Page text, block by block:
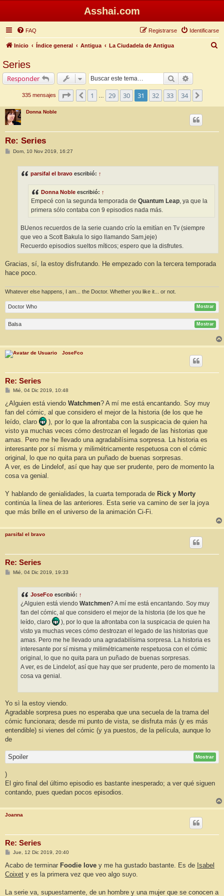
Asshai.com
FAQ Identificarse
Registrarse
Inicio Índice general Antigua La Ciudadela de Antigua
Series
Responder Buscar
335 mensajes Página31de34
Anterior
1 29 30 31 32 33 34
Donna Noble
Re: Series
MDom, 10 Nov 2019, 16:27
parsifal el bravo escribió: ↑
Donna Noble escribió: ↑
Empecé con la segunda temporada de Quantum Leap , ya que la
primera sólo contaba con 9 episodios nada más.
BUenos recuerdos de la serie cuando crío la emitían en Tv (siempre
que veo a Scott Bakula lo sigo llamando Sam,jeje)
Recuerdo episodios sueltos míticos; espero que la disfrutes.
Gracias, sí, la estoy disfrutando. He empezado con la tercera temporada
hace poco.
Whatever else happens, I am... the Doctor. Whether you like it... or not.
Doctor Who Mostrar
Balsa Mostrar
JoseFco
Re: Series
M
n
a
j
Mié, 04 Dic 2019, 10:48
¿Alguien está viendo Watchmen? A mí me está encantando. Soy muy
fan del cómic, al que considero el mejor de la historia (de los que he
leído, claro
), por lo que la afrontaba con la suspicacia de quien ha
visto ya muchas veces cómo destrozan el legado de las historias que
amas. Pero me he llevado una agradabilísima sorpresa. La historia es
interesante por sí misma y milimétricamente respetuosa con el cómic
original, lo que no quita para un puñado de buenas sorpresas.
A ver, es de Lindelof, así que hay que ser prudente, pero de momento la
cosa va genial.
Y hablando de genialidades, la cuarta temporada de Rick y Morty
continúa la línea de las anteriores. Esta serie va camino de ser la joya
que más brille en el universo de la animación Ci-Fi.
parsifal el bravo
Re: Series
MMié, 04 Dic 2019, 19:33
JoseFco escribió: ↑
¿Alguien está viendo Watchmen? A mí me está encantando. Soy muy
fan del cómic, al que considero el mejor de la historia (de los que he
leído, claro
), por lo que la afrontaba con la suspicacia de quien ha
visto ya muchas veces cómo destrozan el legado de las historias que
amas. Pero me he llevado una agradabilísima sorpresa. La historia es
interesante por sí misma y milimétricamente respetuosa con el cómic
original, lo que no quita para un puñado de buenas sorpresas.
A ver, es de Lindelof, así que hay que ser prudente, pero de momento la
cosa va genial.
Yo sì la estoy viendo.
Agradable sorpresa pues no esperaba que una secuela de la trama del
cómic funcionara; desde mi punto de vista, se disfruta más (y es más
entendible) si vienes del cómic (y ya puestos, de la película, aunque lo
de
Spoiler Mostrar
)
El giro final del último episodio es bastante inesperado; a ver qué siguen
contando, pues quedan pocos episodios.
Joanna
Re: Series
M
n
a
Jue, 12 Dic 2019, 20:40
Acabo de terminar Foodie love y me ha gustado bastante. Es de Isabel
Coixet y es la primera vez que veo algo suyo.
La serie va, supuestamente, de un hombre y una mujer que se conocen a